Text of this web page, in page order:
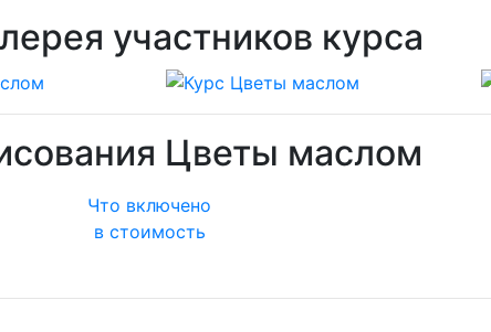
участников курса
Цветы маслом
Что включено
в стоимость